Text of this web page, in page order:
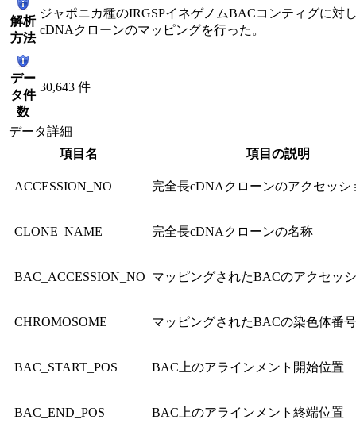
解析
方法
ジャポニカ種のIRGSPイネゲノムBACコンティグに対
cDNAクローンのマッピングを行った。
デー
タ件
数
30,643 件
データ詳細
項目名
項目の説明
ACCESSION_NO 完全長cDNAクローンのアクセッシ
CLONE_NAME 完全長cDNAクローンの名称
BAC_ACCESSION_NO マッピングされたBACのアクセッ
CHROMOSOME マッピングされたBACの染色体番号
BAC_START_POS BAC上のアラインメント開始位置
BAC_END_POS BAC上のアラインメント終端位置